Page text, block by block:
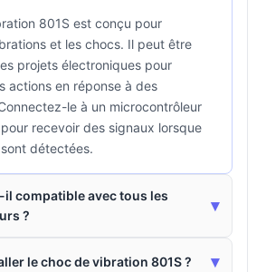
801S est conçu pour
et les chocs. Il peut être
projets électroniques pour
actions en réponse à des
le à un microcontrôleur
recevoir des signaux lorsque
détectées.
il compatible avec tous les
?
▾
le choc de vibration 801S ? ▾